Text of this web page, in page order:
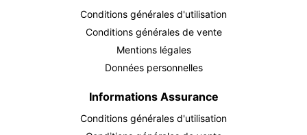
Conditions générales d'utilisation
Conditions générales de vente
Mentions légales
Données personnelles
Informations Assurance
Conditions générales d'utilisation